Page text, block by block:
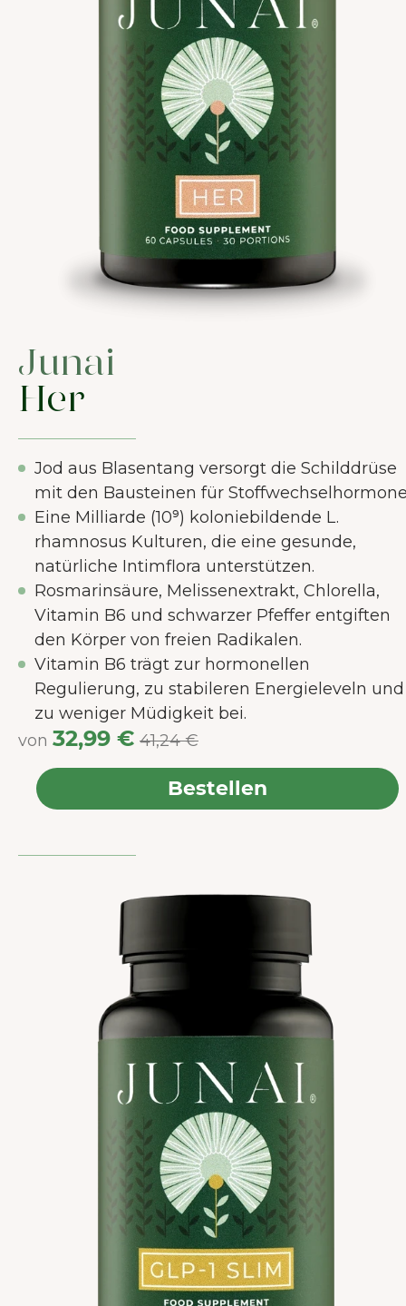
Junai
Her
Jod aus Blasentang versorgt die Schilddrüse
mit den Bausteinen für
Eine Milliarde (10⁹) koloniebildende L.
rhamnosus Kulturen, die eine gesunde,
natürliche Intimflora unterstützen.
Rosmarinsäure, Melissenextrakt, Chlorella,
Vitamin B6 und schwarzer Pfeffer entgiften
den Körper von freien Radikalen.
Vitamin B6 trägt zur hormonellen
Regulierung, zu stabileren Energieleveln und
zu weniger Müdigkeit bei.
von 32,99 € 41,24 €
Bestellen